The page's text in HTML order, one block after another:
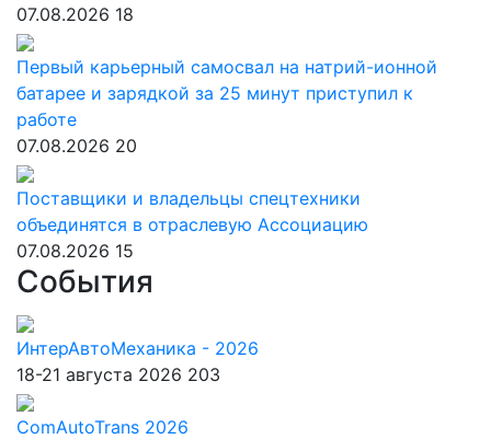
07.08.2026 18
Первый карьерный самосвал на натрий-ионной
батарее и зарядкой за 25 минут приступил к
работе
07.08.2026 20
Поставщики и владельцы спецтехники
объединятся в отраслевую Ассоциацию
07.08.2026 15
События
ИнтерАвтоМеханика - 2026
18-21 августа 2026 203
ComAutoTrans 2026